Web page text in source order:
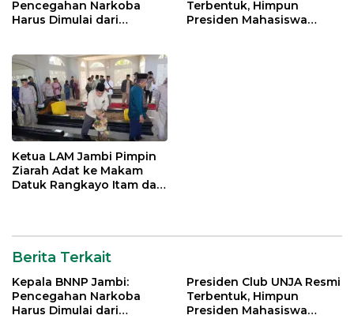
Pencegahan Narkoba
Harus Dimulai dari
Terbentuk, Himpun
Presiden Mahasiswa
Ketua LAM Jambi Pimpin
Ziarah Adat ke Makam
Datuk Rangkayo Itam dan
Berita Terkait
Kepala BNNP Jambi:
Pencegahan Narkoba
Harus Dimulai dari
Presiden Club UNJA Resmi
Terbentuk, Himpun
Presiden Mahasiswa